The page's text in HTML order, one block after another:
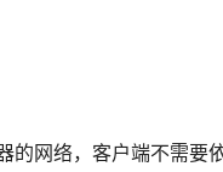
的网络，客户端不需